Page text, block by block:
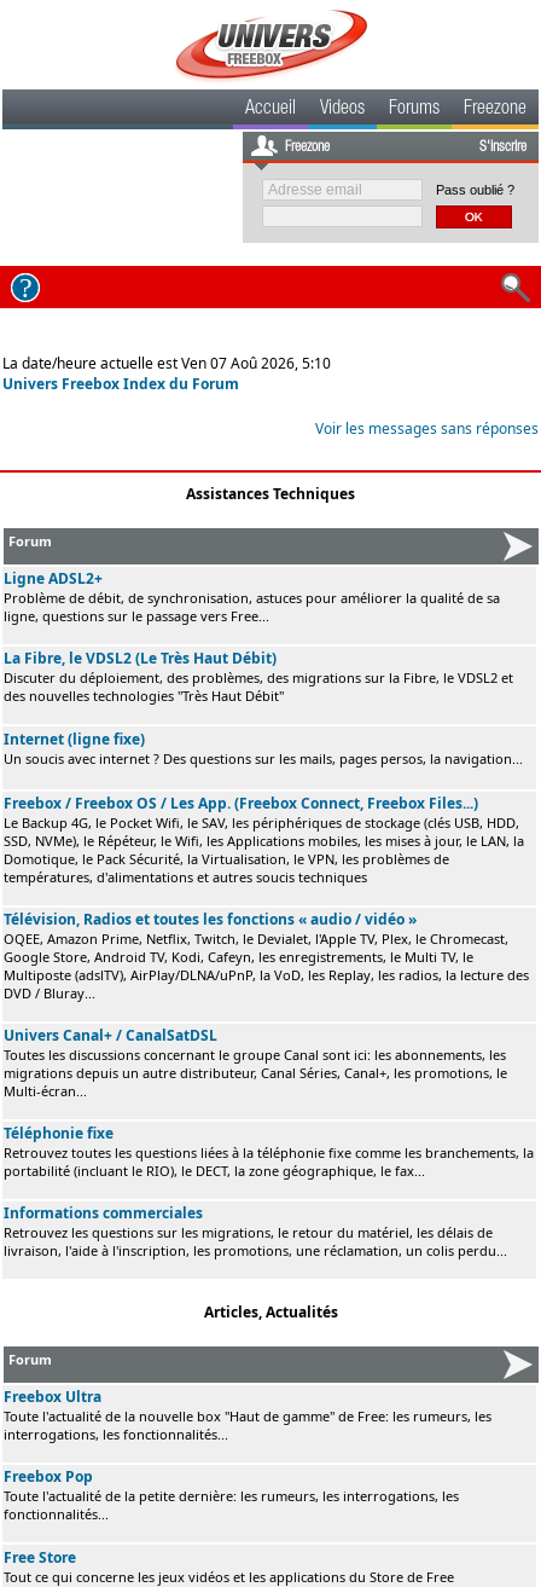
Accueil Videos Forums Freezone
Freezone S'inscrire
Pass oublié ?
La date/heure actuelle est Ven 07 Aoû 2026, 5:10
Univers Freebox Index du Forum
Voir les messages sans réponses
Assistances Techniques
Forum
Ligne ADSL2+
Problème de débit, de synchronisation, astuces pour améliorer la qualité de sa
ligne, questions sur le passage vers Free...
La Fibre, le VDSL2 (Le Très Haut Débit)
Discuter du déploiement, des problèmes, des migrations sur la Fibre, le VDSL2 et
des nouvelles technologies "Très Haut Débit"
Internet (ligne fixe)
Un soucis avec internet ? Des questions sur les mails, pages persos, la navigation...
Freebox / Freebox OS / Les App. (Freebox Connect, Freebox Files...)
Le Backup 4G, le Pocket Wifi, le SAV, les périphériques de stockage (clés USB, HDD,
SSD, NVMe), le Répéteur, le Wifi, les Applications mobiles, les mises à jour, le LAN, la
Domotique, le Pack Sécurité, la Virtualisation, le VPN, les problèmes de
températures, d'alimentations et autres soucis techniques
Télévision, Radios et toutes les fonctions « audio / vidéo »
OQEE, Amazon Prime, Netflix, Twitch, le Devialet, l'Apple TV, Plex, le Chromecast,
Google Store, Android TV, Kodi, Cafeyn, les enregistrements, le Multi TV, le
Multiposte (adslTV), AirPlay/DLNA/uPnP, la VoD, les Replay, les radios, la lecture des
DVD / Bluray...
Univers Canal+ / CanalSatDSL
Toutes les discussions concernant le groupe Canal sont ici: les abonnements, les
migrations depuis un autre distributeur, Canal Séries, Canal+, les promotions, le
Multi-écran...
Téléphonie fixe
Retrouvez toutes les questions liées à la téléphonie fixe comme les branchements, la
portabilité (incluant le RIO), le DECT, la zone géographique, le fax...
Informations commerciales
Retrouvez les questions sur les migrations, le retour du matériel, les délais de
livraison, l'aide à l'inscription, les promotions, une réclamation, un colis perdu...
Articles, Actualités
Forum
Freebox Ultra
Toute l'actualité de la nouvelle box "Haut de gamme" de Free: les rumeurs, les
interrogations, les fonctionnalités...
Freebox Pop
Toute l'actualité de la petite dernière: les rumeurs, les interrogations, les
fonctionnalités...
Free Store
Tout ce qui concerne les jeux vidéos et les applications du Store de Free